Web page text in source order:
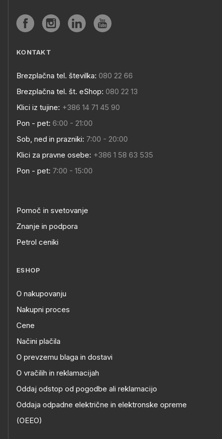
KONTAKT
Brezplačna tel. številka: 080 22 66
Brezplačna tel. št. eShop: 080 22 13
Klici iz tujine: +386 14 71 45 90
Pon - pet: 6:00 - 21:00
Sob, ned in prazniki: 7:00 - 20:00
Klici za pravne osebe: +386 1 58 63 535
Pon - pet: 7:00 - 15:00
Pomoč in svetovanje
Znanje in podpora
Petrol ceniki
ESHOP
O nakupovanju
Nakupni proces
Cene
Načini plačila
O prevzemu blaga in dostavi
O vračilih in reklamacijah
Oddaj odstop od pogodbe ali reklamacijo
Oddaja odpadne električne in elektronske opreme
(OEEO)